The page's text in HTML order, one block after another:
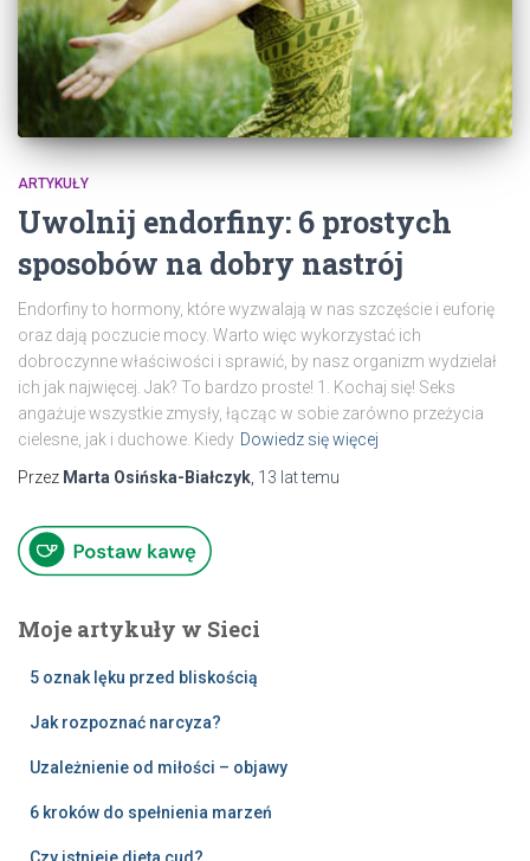
ARTYKUŁY
Uwolnij endorfiny: 6 prostych
sposobów na dobry nastrój
Endorfiny to hormony, które wyzwalają w nas szczęście i euforię
oraz dają poczucie mocy. Warto więc wykorzystać ich
dobroczynne właściwości i sprawić, by nasz organizm wydzielał
ich jak najwięcej. Jak? To bardzo proste! 1. Kochaj się! Seks
angażuje wszystkie zmysły, łącząc w sobie zarówno przeżycia
cielesne, jak i duchowe. Kiedy Dowiedz się więcej
Przez Marta Osińska-Białczyk 13 lattemu
Moje artykuły w Sieci
5 oznak lęku przed bliskością
Jak rozpoznać narcyza?
Uzależnienie od miłości – objawy
6 kroków do spełnienia marzeń